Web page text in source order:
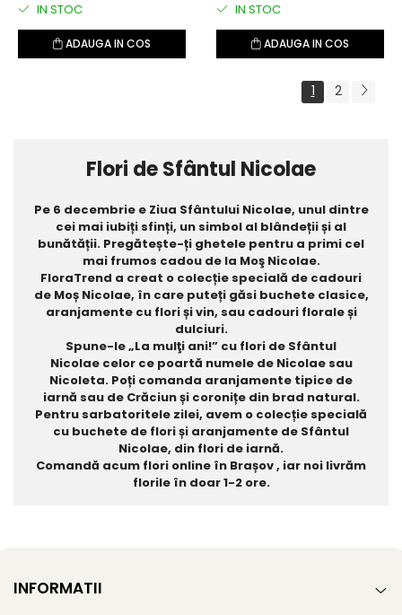
IN STOC
ADAUGA IN COS
IN STOC
ADAUGA IN COS
1 2
Flori de Sfântul Nicolae
Pe 6 decembrie e Ziua Sfântului Nicolae, unul dintre
cei mai iubiți sfinți, un simbol al blândeții și al
bunătății. Pregătește-ți ghetele pentru a primi cel
mai frumos cadou de la Moş Nicolae.
FloraTrend a creat o colecție specială de cadouri
de Moș Nicolae, în care puteți găsi buchete clasice,
aranjamente cu flori și vin, sau cadouri florale și
dulciuri.
Spune-le „La mulţi ani!” cu flori de Sfântul
Nicolae celor ce poartă numele de Nicolae sau
Nicoleta. Poți comanda aranjamente tipice de
iarnă sau de Crăciun și coronițe din brad natural.
Pentru sarbatoritele zilei, avem o colecție specială
cu buchete de flori și aranjamente de Sfântul
Nicolae, din flori de iarnă.
Comandă acum flori online în Brașov , iar noi livrăm
florile în doar 1-2 ore.
INFORMATII